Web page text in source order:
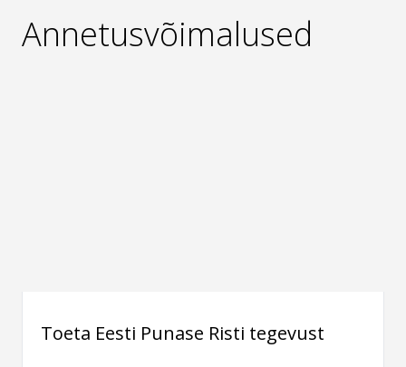
Annetusvõimalused
Toeta Eesti Punase Risti tegevust